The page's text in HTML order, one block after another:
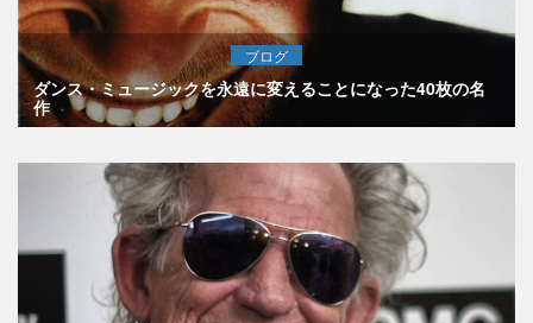
ブログ
ダンス・ミュージックを永遠に変えることになった40枚の名
作